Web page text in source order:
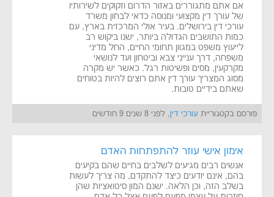
אם אתם מתגוררים באזור הדרום וזקוקים לשירותיו
של עורך דין מקצועי ומנוסה כדאי לבחון משרד
עורכי דין בירושלים. בעיר אולי המרכזית בארץ, עם
כמות התושבים הגדולה ביותר, ישנו ביקוש רב
לייעוץ משפט במגוון תחומי החיים, החל מדיני
משפחה, דרך ענייני צבא וביטחון ועד לנושאי
מקרקעין, מסים ופשיטות רגל. כאשר יש מקרה
מסוג המצריך עורך דין אתם רוצים להיות בטוחים
שאתם בידיים טובות.
פורסם בקטגוריית עורכי דין, לפני 8 שנים 9 חודשים
אימון אישי עוזר להתפתחות האדם
אנשים רבים מגיעים לשלבים בחיים שהם בקיעים
בהם, אינם יודעים כיצד להתקדם, מה צריך לעשות
בשלב הזה, וכן הלאה. ישנם המון סיטואציות שהן